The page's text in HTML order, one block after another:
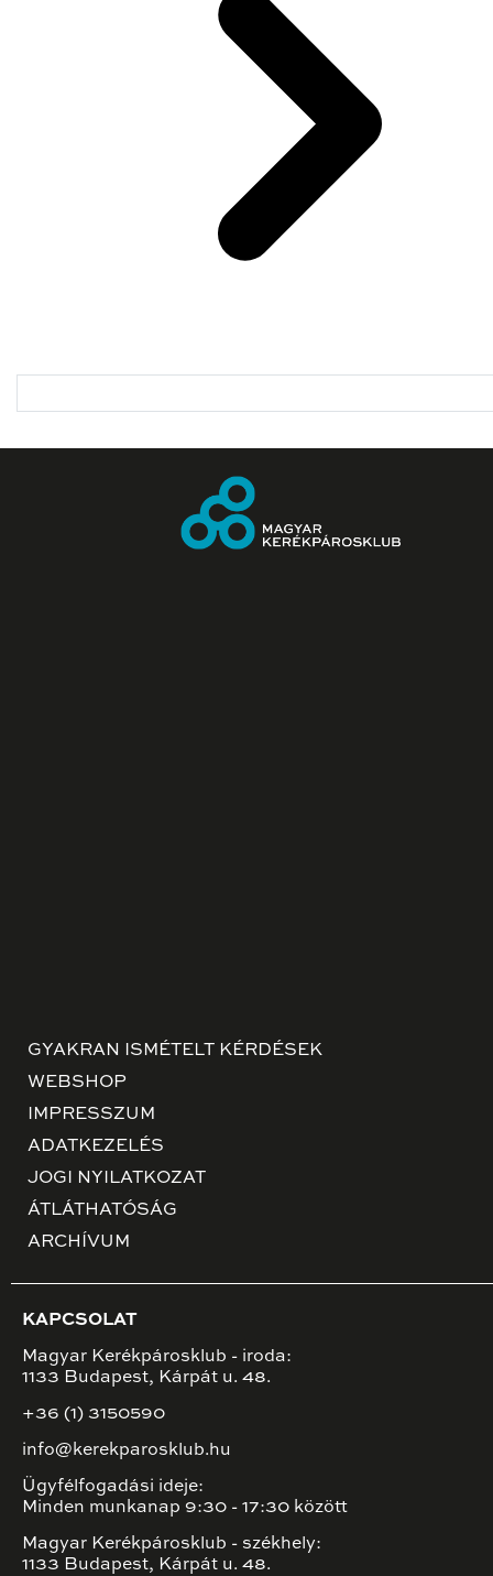
GYAKRAN ISMÉTELT KÉRDÉSEK
WEBSHOP
IMPRESSZUM
ADATKEZELÉS
JOGI NYILATKOZAT
ÁTLÁTHATÓSÁG
ARCHÍVUM
KAPCSOLAT
Magyar Kerékpárosklub - iroda:
1133 Budapest, Kárpát u. 48.
+36 (1) 3150590
info@kerekparosklub.hu
Ügyfélfogadási ideje:
Minden munkanap 9:30 - 17:30 között
Magyar Kerékpárosklub - székhely:
1133 Budapest, Kárpát u. 48.